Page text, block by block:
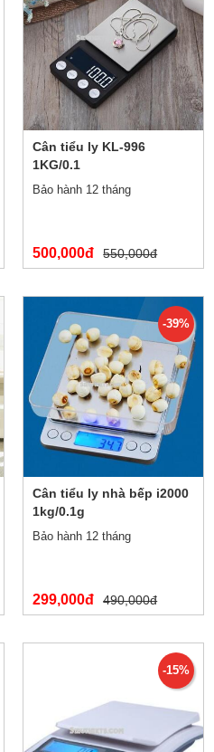
Cân tiểu ly KL-996
1KG/0.1
Bảo hành 12 tháng
500,000đ 550,000đ
-39%
Cân tiểu ly nhà bếp i2000
1kg/0.1g
Bảo hành 12 tháng
299,000đ 490,000đ
-15%